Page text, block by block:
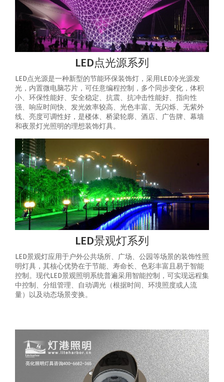
LED点光源系列
LED点光源是一种新型的节能环保装饰灯，采用LED冷光源发
光，内置微电脑芯片，可任意编程控制，多个同步变化，体积
小、环保性能好、安全稳定、抗震、抗冲击性能好、指向性
强、响应时间快、发光效率较高、光色丰富、无闪烁、无紫外
线、亮度可调性好，是楼体、桥梁轮廓、酒店、广告牌、幕墙
和夜景灯光照明的理想装饰灯具。
LED景观灯系列
LED景观灯应用于户外公共场所、广场、公园等场景的装饰性照
明灯具，其核心优势在于节能、寿命长、色彩丰富且易于智能
控制‌。‌现代LED景观照明系统普遍采用智能控制，可实现‌远程集
中控制、分组管理、自动调光（根据时间、环境照度或人流
量）以及动态场景变换‌。